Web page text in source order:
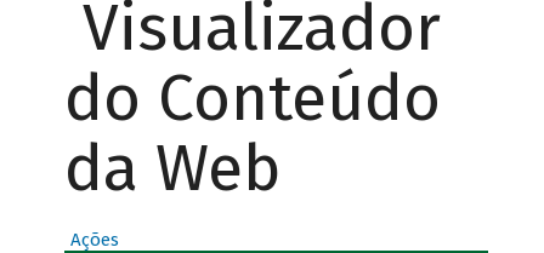
Visualizador
do Conteúdo
da Web
Ações